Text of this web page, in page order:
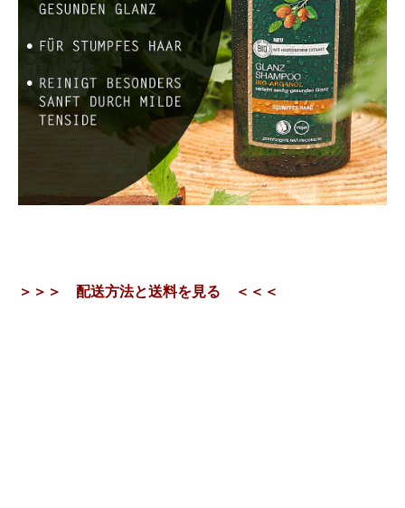
＞＞＞ 配送方法と送料を見る ＜＜＜